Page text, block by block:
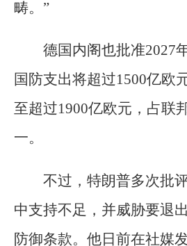
畴。”
德国内阁也批准2027
国防支出将超过1500亿欧
至超过1900亿欧元，占联
一。
不过，特朗普多次批
中支持不足，并威胁要退
防御条款。他日前在社媒